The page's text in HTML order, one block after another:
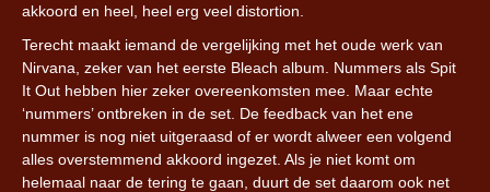
akkoord en heel, heel erg veel distortion.
Terecht maakt iemand de vergelijking met het oude werk van
Nirvana, zeker van het eerste Bleach album. Nummers als Spit
It Out hebben hier zeker overeenkomsten mee. Maar echte
‘nummers’ ontbreken in de set. De feedback van het ene
nummer is nog niet uitgeraasd of er wordt alweer een volgend
alles overstemmend akkoord ingezet. Als je niet komt om
helemaal naar de tering te gaan, duurt de set daarom ook net